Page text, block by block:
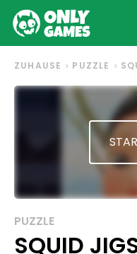
ZUHAUSE PUZZLE
PUZZLE
SQUID